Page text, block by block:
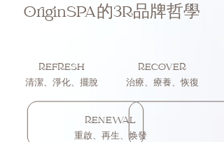
OriginSPA的3R品牌哲學
REFRESH
清潔、淨化、擺脫
RECOVER
治療、療養、恢復
RENEWAL
重啟、再生、焕發